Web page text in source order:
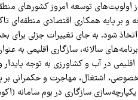
اولویت‌های توسعه امروز کشور‌های
و بر پایه همکاری اقتصادی منطقه‌ای
شود. به جای تغییرات جزئی برای
سالانه، سازگاری اقلیمی به
در آب و کشاورزی به توجه
اشتغال، مهاجرت و حکمرانی بر
سازگاری در بوم سامانه